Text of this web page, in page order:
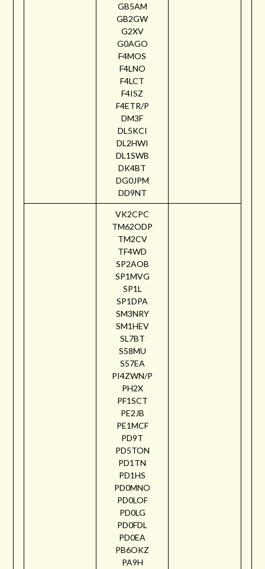
GB5AM
GB2GW
G2XV
G0AGO
F4MOS
F4LNO
F4LCT
F4ISZ
F4ETR/P
DM3F
DL5KCI
DL2HWI
DL1SWB
DK4BT
DG0JPM
DD9NT
VK2CPC
TM62ODP
TM2CV
TF4WD
SP2AOB
SP1MVG
SP1L
SP1DPA
SM3NRY
SM1HEV
SL7BT
S58MU
S57EA
PI4ZWN/P
PH2X
PF1SCT
PE2JB
PE1MCF
PD9T
PD5TON
PD1TN
PD1HS
PD0MNO
PD0LOF
PD0LG
PD0FDL
PD0EA
PB6OKZ
PA9H